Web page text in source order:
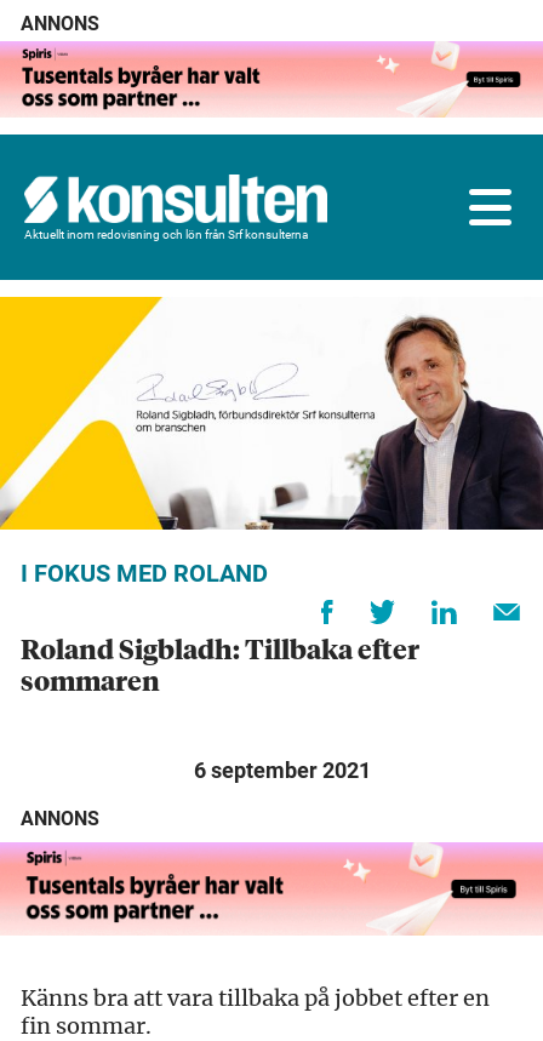
ANNONS
Aktuellt inom redovisning och lön från Srf konsulterna
I FOKUS MED ROLAND
Roland Sigbladh: Tillbaka efter
sommaren
6 september 2021
ANNONS
Känns bra att vara tillbaka på jobbet efter en
fin sommar.